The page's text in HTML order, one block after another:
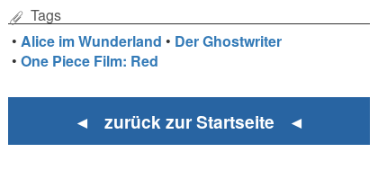
Tags
•Alice im Wunderland • Der Ghostwriter
•One Piece Film: Red
◄ zurück zur Startseite ◄